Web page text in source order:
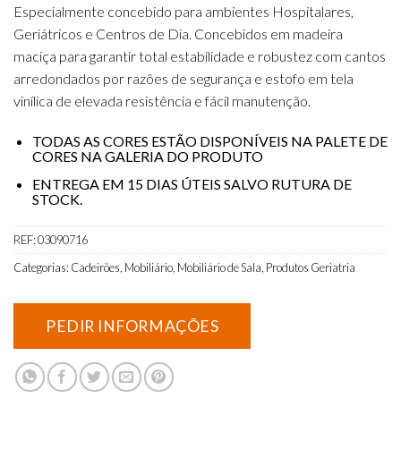
Especialmente concebido para ambientes Hospitalares,
Geriátricos e Centros de Dia. Concebidos em madeira
maciça para garantir total estabilidade e robustez com cantos
arredondados por razões de segurança e estofo em tela
vinílica de elevada resistência e fácil manutenção.
TODAS AS CORES ESTÃO DISPONÍVEIS NA PALETE DE
CORES NA GALERIA DO PRODUTO
ENTREGA EM 15 DIAS ÚTEIS SALVO RUTURA DE
STOCK.
REF:03090716
Categorias: Cadeirões Mobiliário Mobiliário de Sala Produtos Geriatria